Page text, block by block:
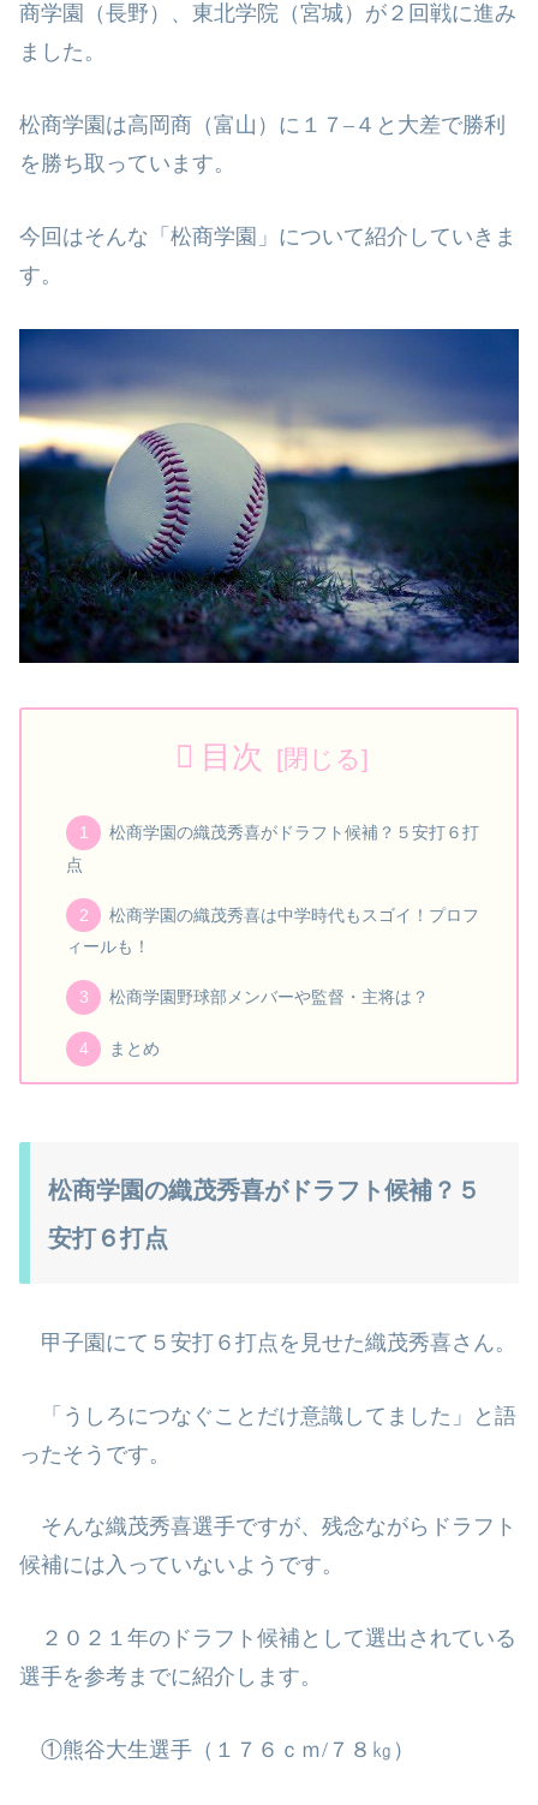
商学園（長野）、東北学院（宮城）が２回戦に進み
ました。
松商学園は高岡商（富山）に１７ – ４と大差で勝利
を勝ち取っています。
今回はそんな「松商学園」について紹介していきま
す。
目次
松商学園の織茂秀喜がドラフト候補？５安打６打
点
松商学園の織茂秀喜は中学時代もスゴイ！プロフ
ィールも！
松商学園野球部メンバーや監督・主将は？
まとめ
松商学園の織茂秀喜がドラフト候補？５
安打６打点
甲子園にて５安打６打点を見せた織茂秀喜さん。
「うしろにつなぐことだけ意識してました」と語
ったそうです。
そんな織茂秀喜選手ですが、残念ながらドラフト
候補には入っていないようです。
２０２１年のドラフト候補として選出されている
選手を参考までに紹介しま す。
①熊谷大生選手（１７６ｃｍ/ ７８㎏）